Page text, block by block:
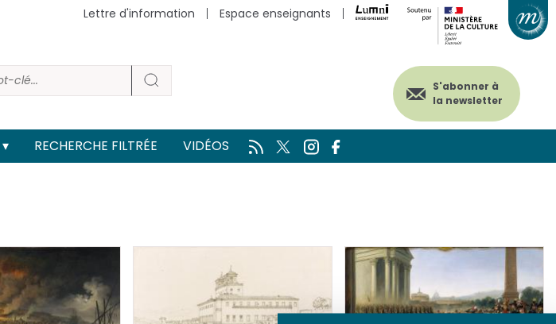
Lettre d'information Espace enseignants
S'abonner à
la newsletter
RECHERCHE FILTRÉE VIDÉOS